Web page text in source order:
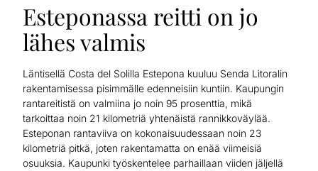
Esteponassa reitti on jo
lähes valmis
Läntisellä Costa del Solilla Estepona kuuluu Senda Litoralin
rakentamisessa pisimmälle edenneisiin kuntiin. Kaupungin
rantareitistä on valmiina jo noin 95 prosenttia, mikä
tarkoittaa noin 21 kilometriä yhtenäistä rannikkoväylää.
Esteponan rantaviiva on kokonaisuudessaan noin 23
kilometriä pitkä, joten rakentamatta on enää viimeisiä
osuuksia. Kaupunki työskentelee parhaillaan viiden jäljellä